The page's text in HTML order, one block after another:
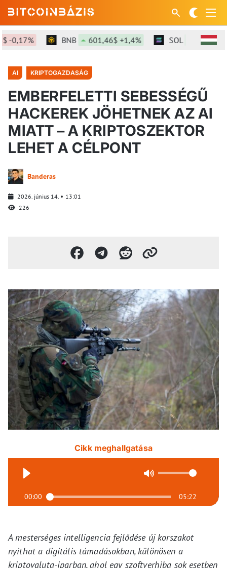
BNB 601,46$ +1,4% SOL 75,91$
AI KRIPTOGAZDASÁG
EMBERFELETTI SEBESSÉGŰ
HACKEREK JÖHETNEK AZ AI
MIATT – A KRIPTOSZEKTOR
LEHET A CÉLPONT
Banderas
2026. június 14.
13:01
226
Cikk meghallgatása
00:00 05:22
A mesterséges intelligencia fejlődése új korszakot
nyithat a digitális támadásokban, különösen a
kriptovaluta-iparban, ahol egy szoftverhiba sok esetben